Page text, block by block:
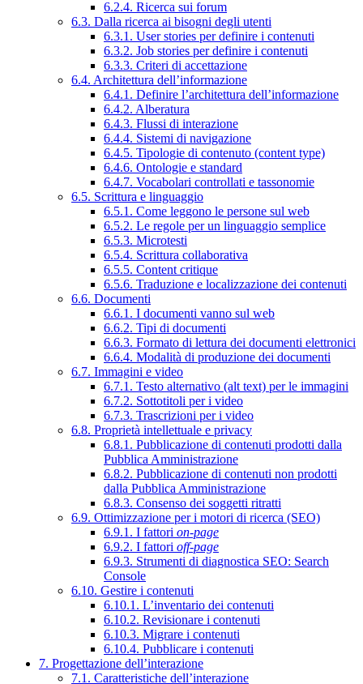
6.2.4. Ricerca sui forum
6.3. Dalla ricerca ai bisogni degli utenti
6.3.1. User stories per definire i contenuti
6.3.2. Job stories per definire i contenuti
6.3.3. Criteri di accettazione
6.4. Architettura dell’informazione
6.4.1. Definire l’architettura dell’informazione
6.4.2. Alberatura
6.4.3. Flussi di interazione
6.4.4. Sistemi di navigazione
6.4.5. Tipologie di contenuto (content type)
6.4.6. Ontologie e standard
6.4.7. Vocabolari controllati e tassonomie
6.5. Scrittura e linguaggio
6.5.1. Come leggono le persone sul web
6.5.2. Le regole per un linguaggio semplice
6.5.3. Microtesti
6.5.4. Scrittura collaborativa
6.5.5. Content critique
6.5.6. Traduzione e localizzazione dei contenuti
6.6. Documenti
6.6.1. I documenti vanno sul web
6.6.2. Tipi di documenti
6.6.3. Formato di lettura dei documenti elettronici
6.6.4. Modalità di produzione dei documenti
6.7. Immagini e video
6.7.1. Testo alternativo (alt text) per le immagini
6.7.2. Sottotitoli per i video
6.7.3. Trascrizioni per i video
6.8. Proprietà intellettuale e privacy
6.8.1. Pubblicazione di contenuti prodotti dalla
Pubblica Amministrazione
6.8.2. Pubblicazione di contenuti non prodotti
dalla Pubblica Amministrazione
6.8.3. Consenso dei soggetti ritratti
6.9. Ottimizzazione per i motori di ricerca (SEO)
6.9.1. I fattori on-page
6.9.2. I fattori off-page
6.9.3. Strumenti di diagnostica SEO: Search
Console
6.10. Gestire i contenuti
6.10.1. L’inventario dei contenuti
6.10.2. Revisionare i contenuti
6.10.3. Migrare i contenuti
6.10.4. Pubblicare i contenuti
7. Progettazione dell’interazione
7.1. Caratteristiche dell’interazione